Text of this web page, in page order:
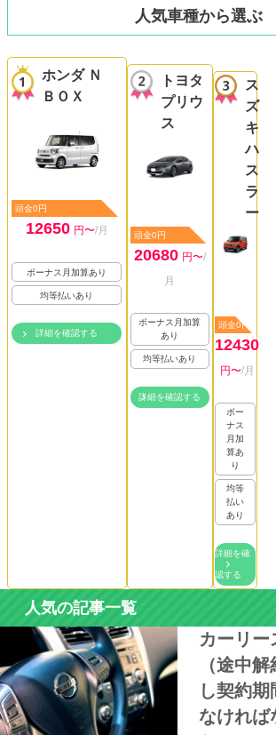
人気車種から選ぶ
ホンダ Ｎ
ＢＯＸ
頭金0円
12650 円〜/月
ボーナス月加算あり
均等払いあり
詳細を確認する
トヨタ
プリウ
ス
頭金0円
20680 円〜/
月
ボーナス月加算
あり
均等払いあり
詳細を確認する
ス
ズ
キ
ハ
ス
ラ
ー
頭金0円
12430
円〜/月
ボー
ナス
月加
算あ
り
均等
払い
あり
詳細を確
認する
人気の記事一覧
カーリー
（途中
し契約
なければ